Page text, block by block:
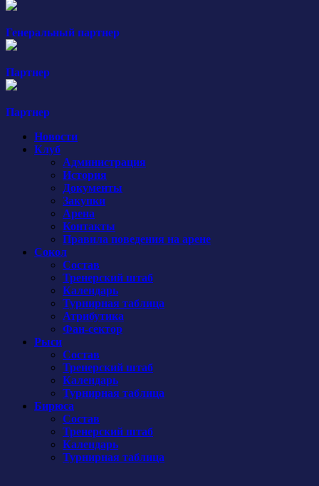
Генеральный партнер
Партнер
Партнер
Новости
Клуб
Администрация
История
Документы
Закупки
Арена
Контакты
Правила поведения на арене
Сокол
Состав
Тренерский штаб
Календарь
Турнирная таблица
Атрибутика
Фан-сектор
Рыси
Состав
Тренерский штаб
Календарь
Турнирная таблица
Бирюса
Состав
Тренерский штаб
Календарь
Турнирная таблица